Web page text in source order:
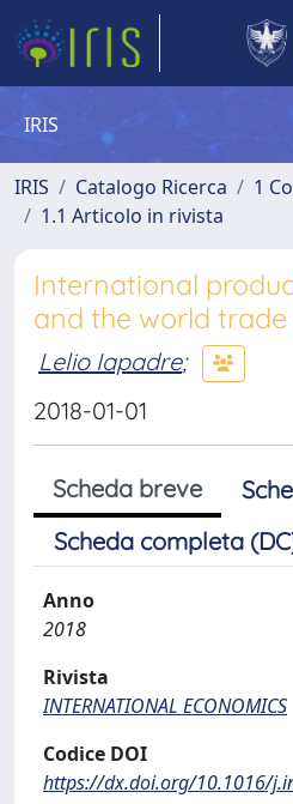
IRIS
IRIS Catalogo Ricerca
1
1.1 Articolo in rivista
International
and the world
Lelio Iapadre;
2018-01-01
Scheda breve
Scheda completa
Anno
2018
Rivista
INTERNATIONAL ECONOMICS
Codice DOI
https://dx.doi.org/10.1016/